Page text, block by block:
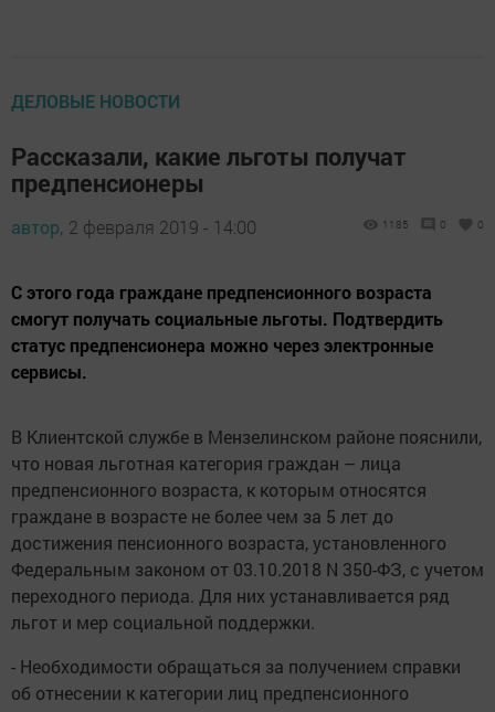
ДЕЛОВЫЕ НОВОСТИ
Рассказали, какие льготы получат
предпенсионеры
автор, 2 февраля 2019 - 14:00 1185 0 0
С этого года граждане предпенсионного возраста
смогут получать социальные льготы. Подтвердить
статус предпенсионера можно через электронные
сервисы.
В Клиентской службе в Мензелинском районе пояснили,
что новая льготная категория граждан – лица
предпенсионного возраста, к которым относятся
граждане в возрасте не более чем за 5 лет до
достижения пенсионного возраста, установленного
Федеральным законом от 03.10.2018 N 350-ФЗ, с учетом
переходного периода. Для них устанавливается ряд
льгот и мер социальной поддержки.
- Необходимости обращаться за получением справки
об отнесении к категории лиц предпенсионного